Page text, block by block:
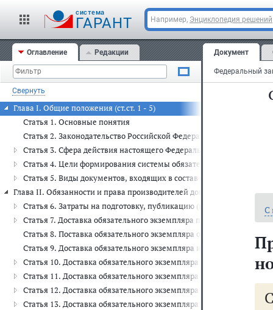
cистема
ГАРАНТ Например, Энциклопедия решений
Оглавление Редакции
Свернуть
Глава I. Общие положения (ст.ст. 1 - 5)
Статья 1. Основные понятия
Статья 2. Законодательство Российской Федерации об
Статья 3. Сфера действия настоящего Федерального закона
Статья 4. Цели формирования системы обязательного экземпляра
Статья 5. Виды документов, входящих в состав обязательного
Глава II. Обязанности и права производителей документов (ст.ст. 6 -
Статья 6. Затраты на подготовку, публикацию (выпуск) и
Статья 7. Доставка обязательного экземпляра печатного
Статья 8. Поставка обязательного экземпляра отечественных
Статья 9. Доставка обязательного экземпляра изданий для
Статья 10. Доставка обязательного экземпляра
Статья 11. Доставка обязательного экземпляра официальных
Статья 12. Доставка обязательного экземпляра аудиовизуальной
Статья 13. Доставка обязательного экземпляра электронных
Документ
С